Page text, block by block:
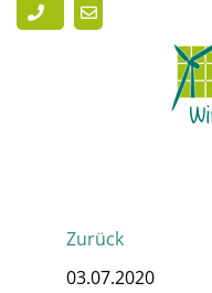
Zurück
03.07.2020